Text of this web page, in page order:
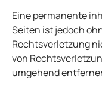
Eine permanente
Seiten ist jedoch
Rechtsverletzung
von
umgehend